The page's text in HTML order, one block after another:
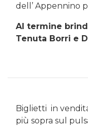
dell’ Appennino
Al termine
Tenuta Borri e
Biglietti in
più sopra sul